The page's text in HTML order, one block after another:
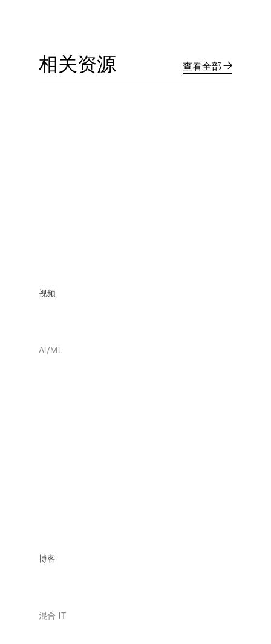
相关资源 查看全部
视频
AI/ML
博客
混合 IT